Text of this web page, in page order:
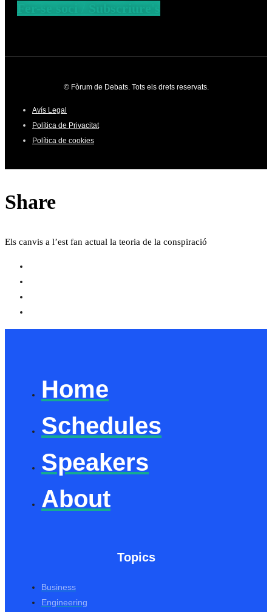
© Fòrum de Debats. Tots els drets reservats.
Avís Legal
Política de Privacitat
Política de cookies
Share
Els canvis a l’est fan actual la teoria de la conspiració
Home
Schedules
Speakers
About
Topics
Business
Engineering